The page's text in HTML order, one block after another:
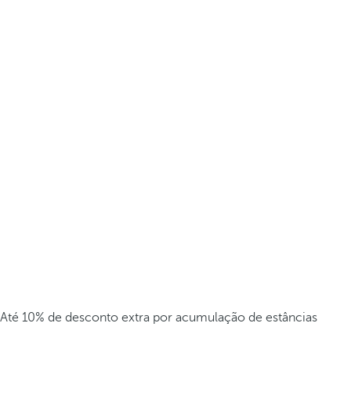
Até 10% de desconto extra por acumulação de estâncias